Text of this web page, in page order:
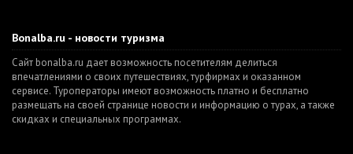
Bonalba.ru - новости туризма
Сайт bonalba.ru дает возможность посетителям делиться
впечатлениями о своих путешествиях, турфирмах и оказанном
сервисе. Туроператоры имеют возможность платно и бесплатно
размещать на своей странице новости и информацию о турах, а также
скидках и специальных программах.